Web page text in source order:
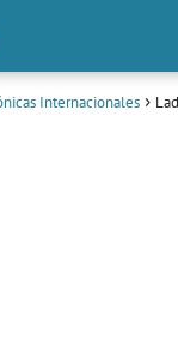
Internacionales